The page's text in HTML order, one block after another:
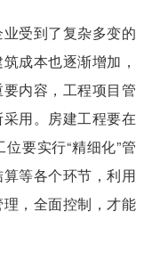
受到了复杂多变的
成本也逐渐增加，
内容，工程项目管
用。 房建工程要在
要实行“精细化”管
等各个环节，利用
，全面控制，才能